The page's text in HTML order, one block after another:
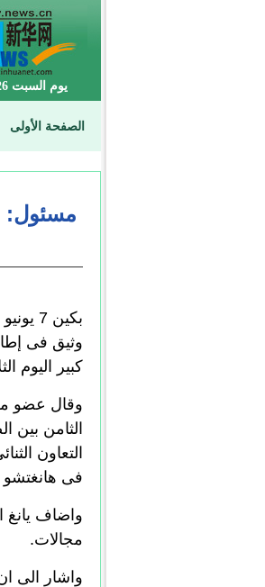
مسئول:
وثيق فى
كبير اليوم
وقال عضو
الثامن بين
التعاون
فى
مجالات.
واشار الى